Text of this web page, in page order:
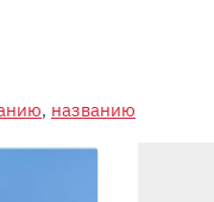
, названию